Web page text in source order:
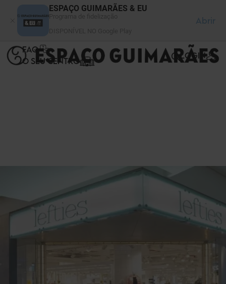
ESPAÇO GUIMARÃES & EU
Abrir
FAQ
O SEU CENTRO
LOGIN
Painel de Gerenciamento de Cookies